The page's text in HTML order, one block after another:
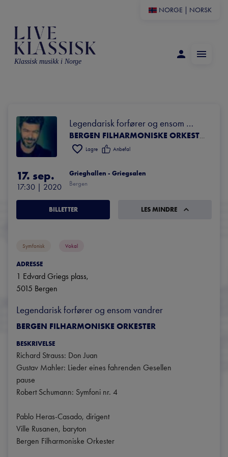
NORGE NORSK
Klassisk musikk i Norge
Legendarisk forfører og ensom
vandrer
BERGEN FILHARMONISKE ORKESTER
Lagre Anbefal
17. sep.
17:30 | 2020
Grieghallen - Griegsalen
Bergen
BILLETTER LES MINDRE
Symfonisk Vokal
ADRESSE
1 Edvard Griegs plass,
5015 Bergen
Legendarisk forfører og ensom vandrer
BERGEN FILHARMONISKE ORKESTER
BESKRIVELSE
Richard Strauss: Don Juan
Gustav Mahler: Lieder eines fahrenden Gesellen
pause
Robert Schumann: Symfoni nr. 4
Pablo Heras-Casado, dirigent
Ville Rusanen, baryton
Bergen Filharmoniske Orkester